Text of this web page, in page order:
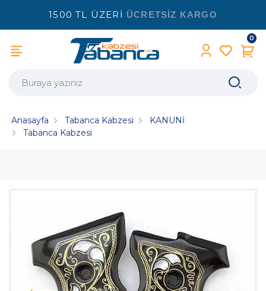
1500 TL ÜZERİ ÜCRETSİZ KARGO
0
Anasayfa Tabanca Kabzesi
KANUNİ
Tabanca Kabzesi